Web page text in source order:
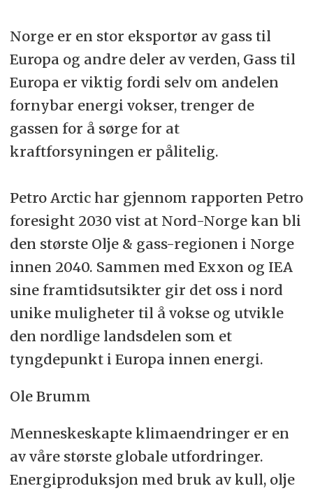
Norge er en stor eksportør av gass til
Europa og andre deler av verden, Gass til
Europa er viktig fordi selv om andelen
fornybar energi vokser, trenger de
gassen for å sørge for at
kraftforsyningen er pålitelig.
Petro Arctic har gjennom rapporten Petro
foresight 2030 vist at Nord-Norge kan bli
den største Olje & gass-regionen i Norge
innen 2040. Sammen med Exxon og IEA
sine framtidsutsikter gir det oss i nord
unike muligheter til å vokse og utvikle
den nordlige landsdelen som et
tyngdepunkt i Europa innen energi.
Ole Brumm
Menneskeskapte klimaendringer er en
av våre største globale utfordringer.
Energiproduksjon med bruk av kull, olje